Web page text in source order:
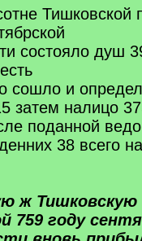
состояло душ
сошло и
затем налицо
поданной
38 всего
ж
759 году